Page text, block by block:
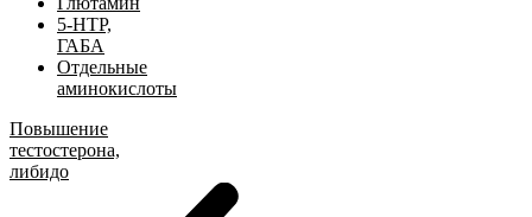
5-HTP,
ГАБА
Отдельные
аминокислоты
Повышение
тестостерона,
либидо